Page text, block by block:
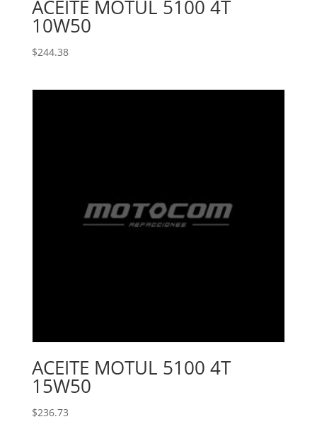
ACEITE MOTUL 5100 4T
10W50
$244.38
ACEITE MOTUL 5100 4T
15W50
$236.73